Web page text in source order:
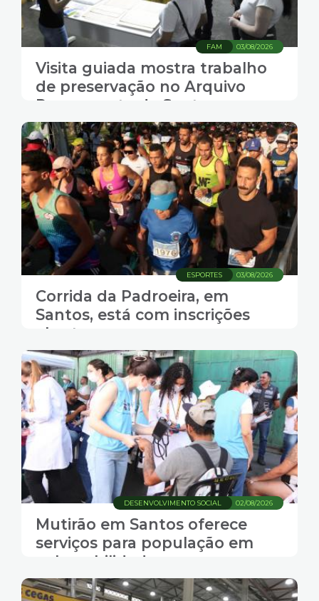
03/08/2026
FAM
Visita guiada mostra trabalho
de preservação no Arquivo
Permanente de Santos.
Inscrições abertas
03/08/2026
ESPORTES
Corrida da Padroeira, em
Santos, está com inscrições
abertas
02/08/2026
DESENVOLVIMENTO SOCIAL
Mutirão em Santos oferece
serviços para população em
vulnerabilidade